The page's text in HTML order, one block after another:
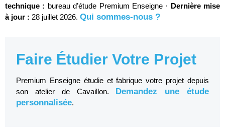
technique : bureau d’étude Premium Enseigne · Dernière mise
à jour : 28 juillet 2026. Qui sommes-nous ?
Faire Étudier Votre Projet
Premium Enseigne étudie et fabrique votre projet depuis
son atelier de Cavaillon.
Demandez une étude
personnalisée.